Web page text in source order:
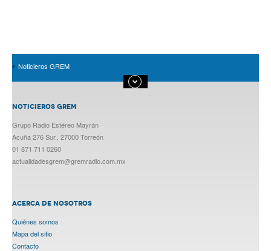
Noticieros GREM
NOTICIEROS GREM
Grupo Radio Estéreo Mayrán
Acuña 276 Sur., 27000 Torreón
01 871 711 0260
actualidadesgrem@gremradio.com.mx
ACERCA DE NOSOTROS
Quiénes somos
Mapa del sitio
Contacto